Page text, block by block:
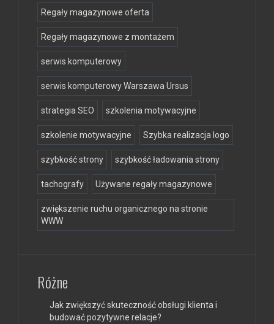
Regały magazynowe oferta
Regały magazynowe z montażem
serwis komputerowy
serwis komputerowy Warszawa Ursus
strategia SEO szkolenia motywacyjne
szkolenie motywacyjne Szybka realizacja logo
szybkość strony szybkość ładowania strony
tachografy Używane regały magazynowe
zwiększenie ruchu organicznego na stronie
WWW
Różne
Jak zwiększyć skuteczność obsługi klienta i
budować pozytywne relacje?